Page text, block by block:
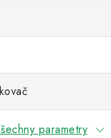
parametry